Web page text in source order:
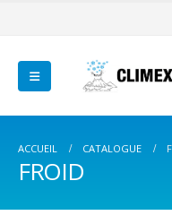
ACCUEIL CATALOGUE
FROID